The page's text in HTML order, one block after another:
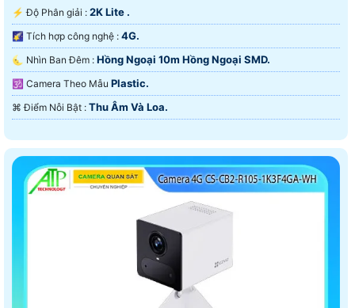
️⚡ Độ Phân giải : 2K Lite .
🌠 Tích hợp công nghệ : 4G.
🌜 Nhìn Ban Đêm : Hồng Ngoại 10m Hồng Ngoại SMD.
🕉️ Camera Theo Mẫu Plastic.
️⌘ Điểm Nỗi Bật : Thu Âm Và Loa.